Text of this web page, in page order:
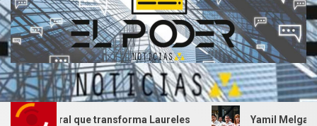
que transforma Laureles Yamil Melgar honra el